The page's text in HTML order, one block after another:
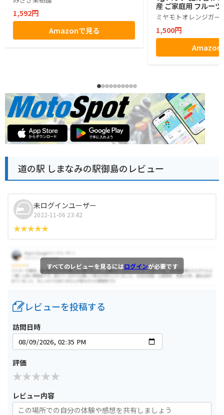
1,592円
Amazonで見る
産 ご家庭用 フルー
物不使用 (4本)
ミヤモトオレンジガー
1,500円
Amazon
道の駅 しまなみの駅御島のレビュー
未ログインユーザー
2022-11-06 23:42
すべてのレビューを見るにはログインが必要です
レビューを投稿する
訪問日時
評価
レビュー内容